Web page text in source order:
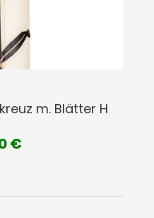
m. Blätter H
€